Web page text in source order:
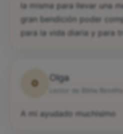
la misma para llevar una
gran bendición poder
para la vida diaria y para
O
Olga
A mi ayudado muchisimo